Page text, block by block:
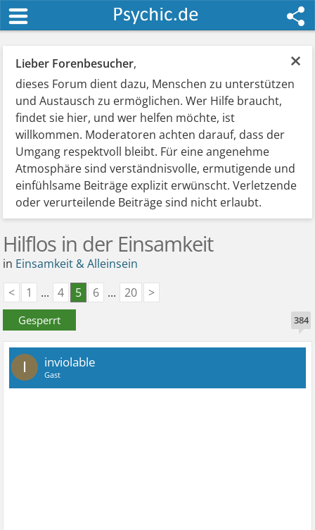
×
Lieber Forenbesucher,
dieses Forum dient dazu, Menschen zu unterstützen
und Austausch zu ermöglichen. Wer Hilfe braucht,
findet sie hier, und wer helfen möchte, ist
willkommen. Moderatoren achten darauf, dass der
Umgang respektvoll bleibt. Für eine angenehme
Atmosphäre sind verständnisvolle, ermutigende und
einfühlsame Beiträge explizit erwünscht. Verletzende
oder verurteilende Beiträge sind nicht erlaubt.
Hilflos in der Einsamkeit
in Einsamkeit & Alleinsein
<
1 ... 4 5 6 ... 20 >
Gesperrt 384
I inviolable
Gast